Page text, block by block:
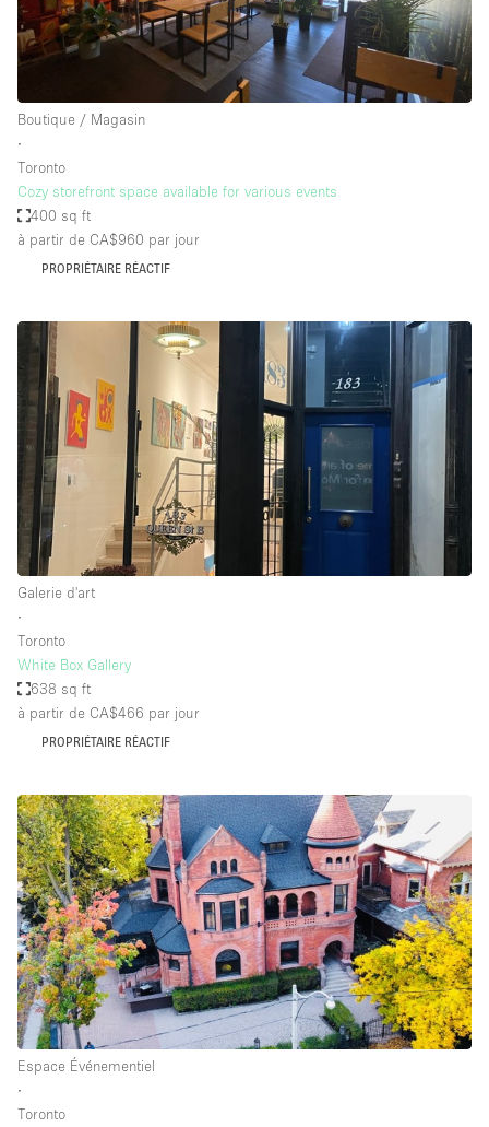
Boutique / Magasin
∙
Toronto
Cozy storefront space available for various events
400 sq ft
à partir de CA$960 par jour
PROPRIÉTAIRE RÉACTIF
Galerie d'art
∙
Toronto
White Box Gallery
638 sq ft
à partir de CA$466 par jour
PROPRIÉTAIRE RÉACTIF
Espace Événementiel
∙
Toronto